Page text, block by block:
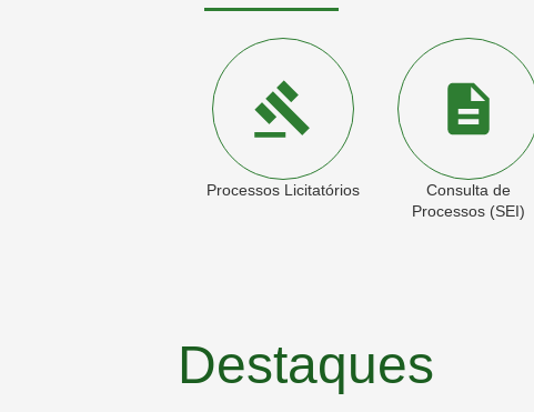
Processos Licitatórios
Consulta de
Processos (SEI)
Destaques